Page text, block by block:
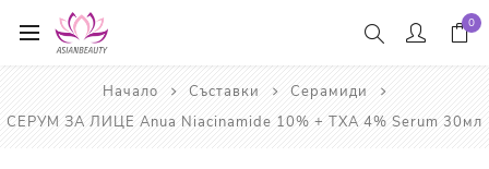
0
Начало Съставки
Серамиди
СЕРУМ ЗА ЛИЦЕ Anua Niacinamide 10% + TXA 4% Serum 30мл